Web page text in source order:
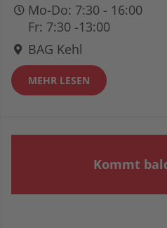
Mo-Do: 7:30 - 16:00
Fr: 7:30 -13:00
BAG Kehl
MEHR LESEN
Kommt